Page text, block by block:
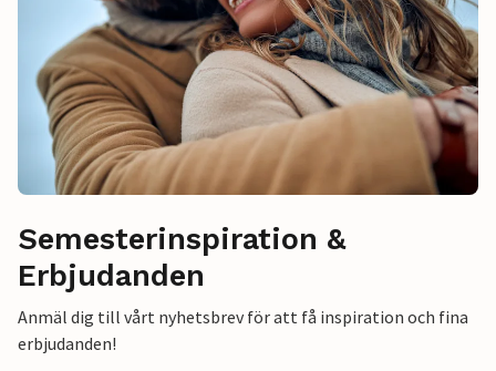
Semesterinspiration &
Erbjudanden
Anmäl dig till vårt nyhetsbrev för att få inspiration och fina
erbjudanden!